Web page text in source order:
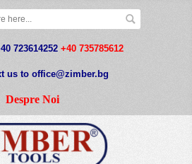
723614252 +40 735785612
us to office@zimber.bg
Despre Noi